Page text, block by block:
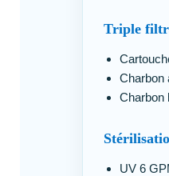
Triple
Charbon
Charbon
UV 6